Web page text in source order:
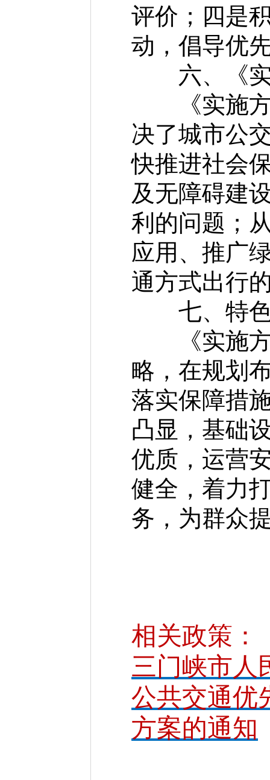
评价；四是
动，倡导优
六、《实
《实施方
决了城市公
快推进社会
及无障碍建
利的问题；
应用、推广
通方式出行
七、特色
《实施方
略，在规划
落实保障措
凸显，基础
优质，运营
健全，着力
务，为群众
相关政策：
三门峡市人
公共交通优
方案的通知